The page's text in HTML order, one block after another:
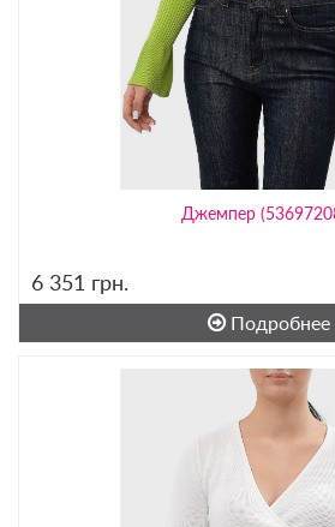
Джемпер
6 351 грн.
Подробнее